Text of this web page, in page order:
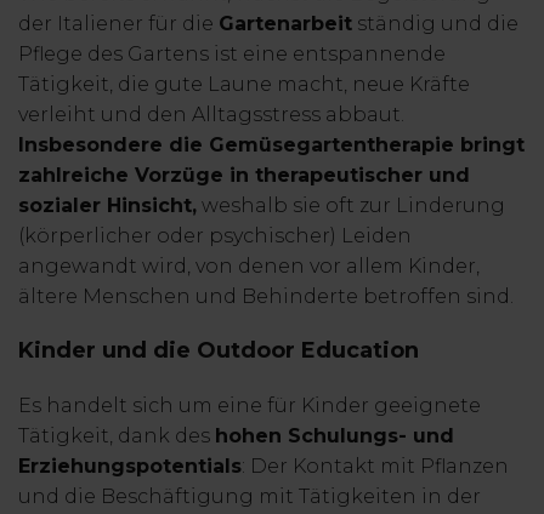
der Italiener für die Gartenarbeit ständig und die
Pflege des Gartens ist eine entspannende
Tätigkeit, die gute Laune macht, neue Kräfte
verleiht und den Alltagsstress abbaut.
Insbesondere die Gemüsegartentherapie bringt
zahlreiche Vorzüge in therapeutischer und
sozialer Hinsicht, weshalb sie oft zur Linderung
(körperlicher oder psychischer) Leiden
angewandt wird, von denen vor allem Kinder,
ältere Menschen und Behinderte betroffen sind.
Kinder und die Outdoor Education
Es handelt sich um eine für Kinder geeignete
Tätigkeit, dank des hohen Schulungs- und
Erziehungspotentials: Der Kontakt mit Pflanzen
und die Beschäftigung mit Tätigkeiten in der